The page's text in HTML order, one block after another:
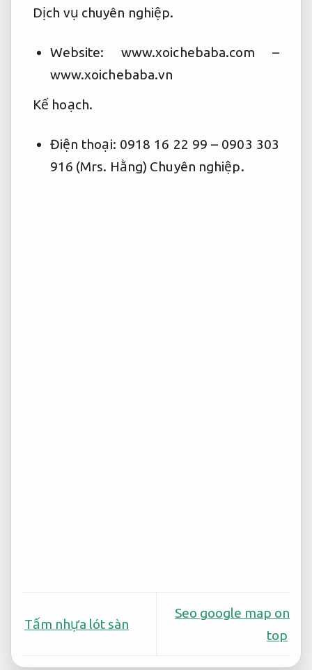
Dịch vụ chuyên nghiệp.
Website: www.xoichebaba.com –
www.xoichebaba.vn
Kế hoạch.
Điện thoại: 0918 16 22 99 – 0903 303
916 (Mrs. Hằng) Chuyên nghiệp.
Tấm nhựa lót sàn
Seo google map on
top